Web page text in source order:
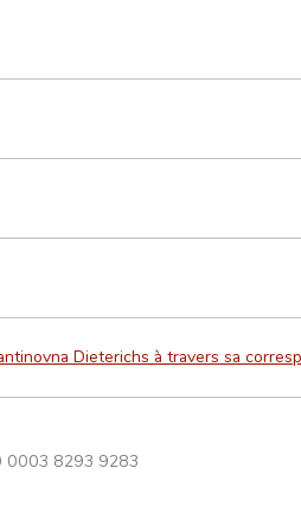
Dieterichs à travers sa
0003 8293 9283